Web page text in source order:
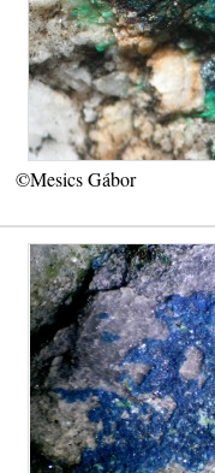
©Mesics Gábor